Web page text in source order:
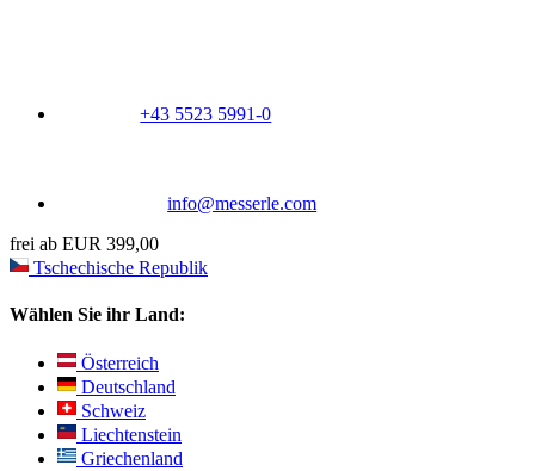
+43 5523 5991-0
info@messerle.com
frei ab EUR 399,00
Tschechische Republik
Wählen Sie ihr Land:
Österreich
Deutschland
Schweiz
Liechtenstein
Griechenland